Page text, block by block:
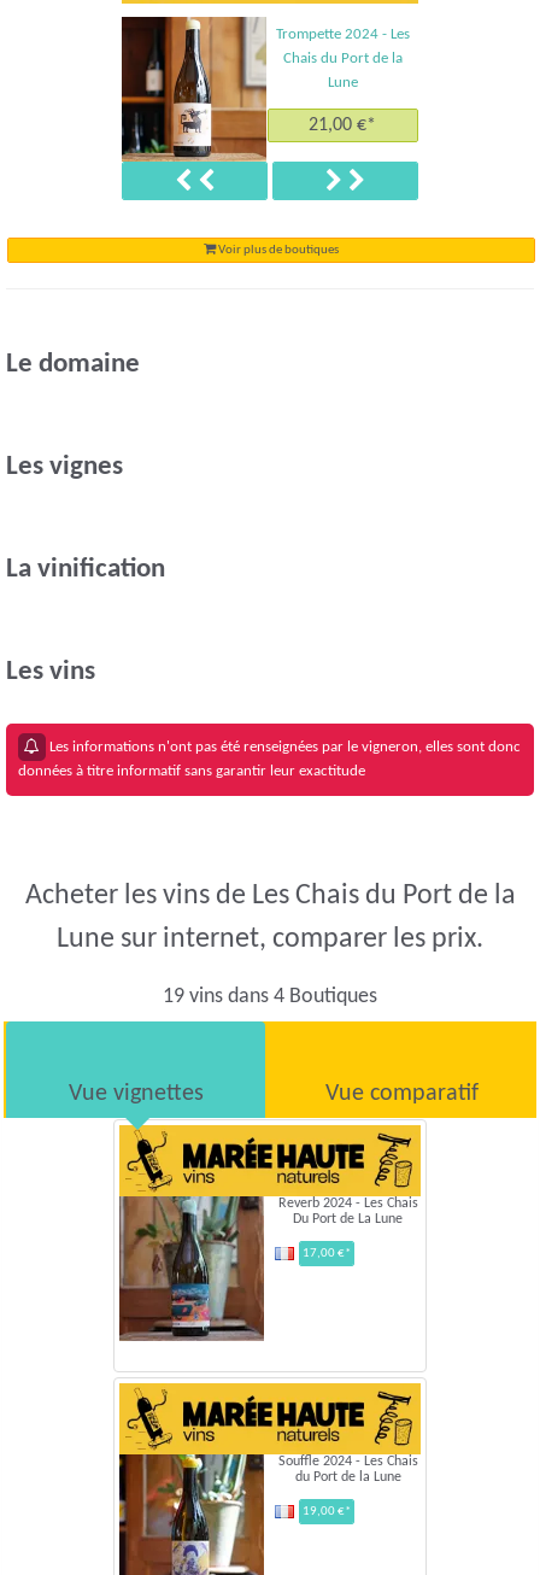
Trompette 2024 - Les
Chais du Port de la
Lune
21,00 €*
Précédent Suivant
Voir plus de boutiques
Le domaine
Les vignes
La vinification
Les vins
Les informations n'ont pas été renseignées par le vigneron, elles sont donc
données à titre informatif sans garantir leur exactitude
Acheter les vins de Les Chais du Port de la
Lune sur internet, comparer les prix.
19 vins dans 4 Boutiques
Vue vignettes Vue comparatif
Reverb 2024 - Les Chais
Du Port de La Lune
17,00 €*
Souffle 2024 - Les Chais
du Port de la Lune
19,00 €*